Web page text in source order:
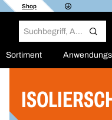
Shop
Sortiment
Filter